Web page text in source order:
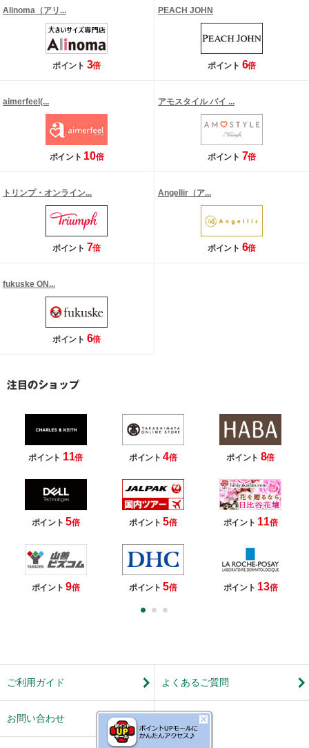
Alinoma（アリ...
ポイント 3倍
PEACH JOHN
ポイント 6倍
aimerfeel(...
ポイント 10倍
アモスタイル バイ ...
ポイント 7倍
トリンプ・オンライン...
ポイント 7倍
Angellir（ア...
ポイント 6倍
fukuske ON...
ポイント 6倍
ポイント 11倍 ポイント4倍 ポイント 8倍
ポイント5倍 ポイント5倍 ポイント 11倍
ポイント9倍 ポイント5倍 ポイント 13倍
ご利用ガイド よくあるご質問
お問い合わせ